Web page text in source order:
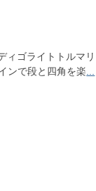
ィゴライトトルマ
ンで段と四角を楽